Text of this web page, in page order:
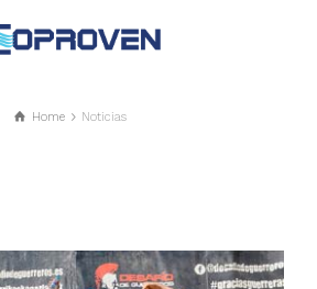
Home Noticias